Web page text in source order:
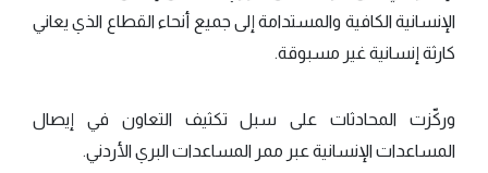
الإنسانية الكافية والمستدامة إلى جميع أنحاء القطاع الذي يعاني
كارثة إنسانية غير مسبوقة.
وركّزت المحادثات على سبل تكثيف التعاون في إيصال
المساعدات الإنسانية عبر ممر المساعدات البري الأردني.